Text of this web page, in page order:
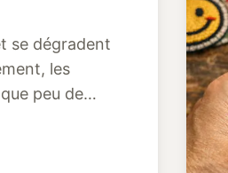
se dégradent
les
peu de